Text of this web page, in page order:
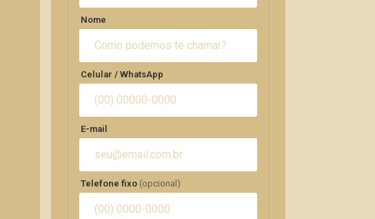
Nome
Celular / WhatsApp
E-mail
Telefone fixo (opcional)